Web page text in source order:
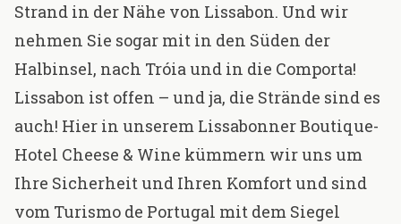
Strand in der Nähe von Lissabon. Und wir
nehmen Sie sogar mit in den Süden der
Halbinsel, nach Tróia und in die Comporta!
Lissabon ist offen – und ja, die Strände sind es
auch! Hier in unserem Lissabonner Boutique-
Hotel Cheese & Wine kümmern wir uns um
Ihre Sicherheit und Ihren Komfort und sind
vom Turismo de Portugal mit dem Siegel